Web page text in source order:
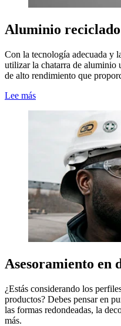
Aluminio reciclado
Con la tecnología adecuada y
utilizar la chatarra de aluminio
de alto rendimiento que
Lee más
Asesoramiento en
¿Estás considerando los
productos? Debes pensar en
las formas redondeadas, la
más.